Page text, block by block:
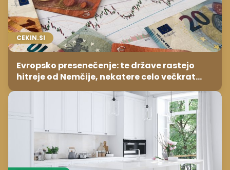
CEKIN.SI
Evropsko presenečenje: te države rastejo
hitreje od Nemčije, nekatere celo večkrat
hitreje